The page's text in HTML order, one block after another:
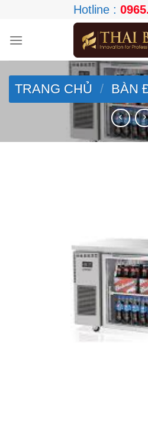
content
Hotline :
TRANG CHỦ / BÀN